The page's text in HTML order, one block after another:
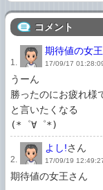
コメント
1.
期待値の女王
17/09/17
うーん
勝ったのにお疲れ様
と言いたくなる
(*゜∀゜*)
2.
よし!さん
17/09/19
期待値の女王さん